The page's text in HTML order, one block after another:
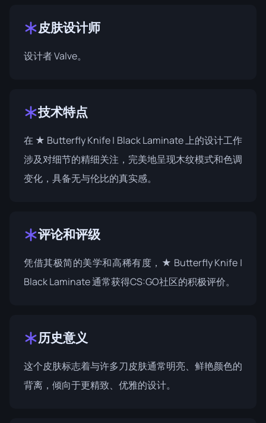
皮肤设计师
设计者Valve。
技术特点
在 ★ Butterfly Knife | Black Laminate 上的设计工作
涉及对细节的精细关注，完美地呈现木纹模式和色调
变化，具备无与伦比的真实感。
评论和评级
凭借其极简的美学和高稀有度，★ Butterfly Knife |
Black Laminate 通常获得CS:GO社区的积极评价。
历史意义
这个皮肤标志着与许多刀皮肤通常明亮、鲜艳颜色的
背离，倾向于更精致、优雅的设计。